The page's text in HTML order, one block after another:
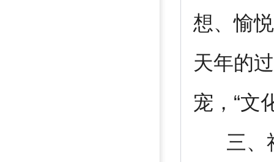
想、愉
天年的
宠，“文
三、社